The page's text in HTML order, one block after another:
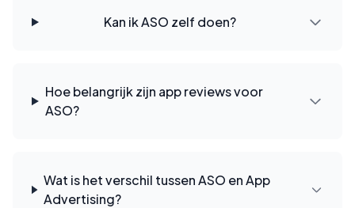
Kan ik ASO zelf doen?
Hoe belangrijk zijn app reviews voor
ASO?
Wat is het verschil tussen ASO en App
Advertising?